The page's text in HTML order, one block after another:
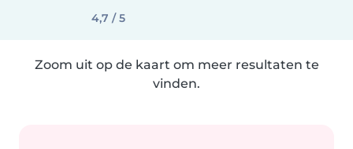
4,7 / 5
Zoom uit op de kaart om meer resultaten te
vinden.